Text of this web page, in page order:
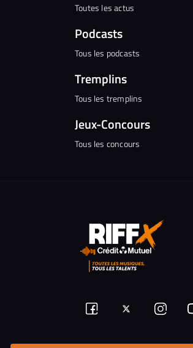
Toutes les actus
Podcasts
Tous les podcasts
Tremplins
Tous les tremplins
Jeux-Concours
Tous les concours
Suivez-Suivez-
nous
Nous